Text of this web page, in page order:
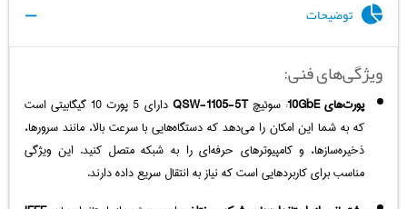
توضیحات
ویژگی‌های فنی:
پورت‌های 10GbE : سوئیچQSW-1105-5T
دارای 5 پورت 10 گیگابیتی است
که به شما این امکان را می‌دهد که دستگاه‌هایی با سرعت بالا، مانند سرورها،
ذخیره‌سازها، و کامپیوترهای حرفه‌ای را به شبکه متصل کنید. این ویژگی
مناسب برای کاربردهایی است که نیاز به انتقال سریع داده دارند.